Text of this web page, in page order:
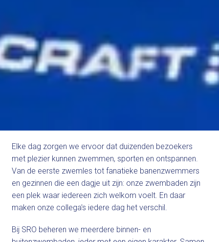
Elke dag zorgen we ervoor dat duizenden bezoekers
met plezier kunnen zwemmen, sporten en ontspannen.
Van de eerste zwemles tot fanatieke banenzwemmers
en gezinnen die een dagje uit zijn: onze zwembaden zijn
een plek waar iedereen zich welkom voelt. En daar
maken onze collega's iedere dag het verschil.
Bij SRO beheren we meerdere binnen- en